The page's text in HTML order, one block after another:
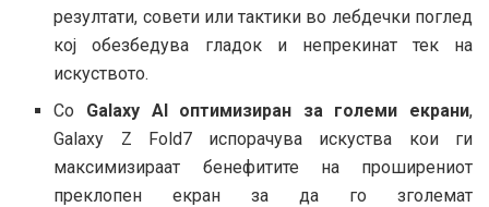
резултати, совети или тактики во лебдечки поглед
кој обезбедува гладок и непрекинат тек на
искуството.
Со Galaxy AI оптимизиран за големи екрани,
Galaxy Z Fold7 испорачува искуства кои ги
максимизираат бенефитите на проширениот
преклопен екран за да го зголемат